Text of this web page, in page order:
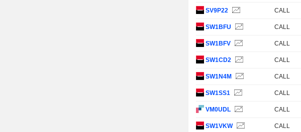
SV9P22 CALL
SW1BFU CALL
SW1BFV CALL
SW1CD2 CALL
SW1N4M CALL
SW1SS1 CALL
VM0UDL CALL
SW1VKW CALL